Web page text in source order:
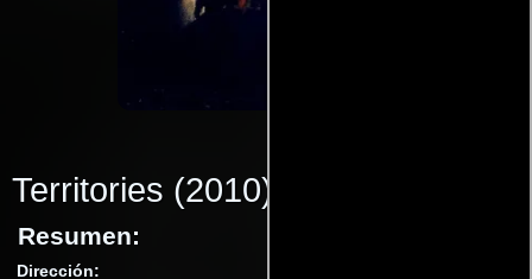
Territories (2010)
Resumen:
Dirección: